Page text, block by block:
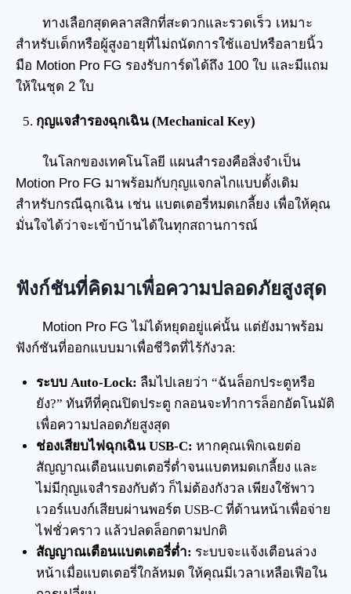
ทางเลือกสุดคลาสสิกที่สะดวกและรวดเร็ว เหมาะ
สำหรับเด็กหรือผู้สูงอายุที่ไม่ถนัดการใช้แอปหรือลายนิ้ว
มือ Motion Pro FG รองรับการ์ดได้ถึง 100 ใบ และมีแถม
ให้ในชุด 2 ใบ
กุญแจสำรองฉุกเฉิน (Mechanical Key)
ในโลกของเทคโนโลยี แผนสำรองคือสิ่งจำเป็น
Motion Pro FG มาพร้อมกับกุญแจกลไกแบบดั้งเดิม
สำหรับกรณีฉุกเฉิน เช่น แบตเตอรี่หมดเกลี้ยง เพื่อให้คุณ
มั่นใจได้ว่าจะเข้าบ้านได้ในทุกสถานการณ์
ฟังก์ชันที่คิดมาเพื่อความปลอดภัยสูงสุด
Motion Pro FG ไม่ได้หยุดอยู่แค่นั้น แต่ยังมาพร้อม
ฟังก์ชันที่ออกแบบมาเพื่อชีวิตที่ไร้กังวล:
ระบบ Auto-Lock: ลืมไปเลยว่า “ฉันล็อกประตูหรือ
ยัง?” ทันทีที่คุณปิดประตู กลอนจะทำการล็อกอัตโนมัติ
เพื่อความปลอดภัยสูงสุด
ช่องเสียบไฟฉุกเฉิน USB-C: หากคุณเพิกเฉยต่อ
สัญญาณเตือนแบตเตอรี่ต่ำจนแบตหมดเกลี้ยง และ
ไม่มีกุญแจสำรองกับตัว ก็ไม่ต้องกังวล เพียงใช้พาว
เวอร์แบงก์เสียบผ่านพอร์ต USB-C ที่ด้านหน้าเพื่อจ่าย
ไฟชั่วคราว แล้วปลดล็อกตามปกติ
สัญญาณเตือนแบตเตอรี่ต่ำ: ระบบจะแจ้งเตือนล่วง
หน้าเมื่อแบตเตอรี่ใกล้หมด ให้คุณมีเวลาเหลือเฟือใน